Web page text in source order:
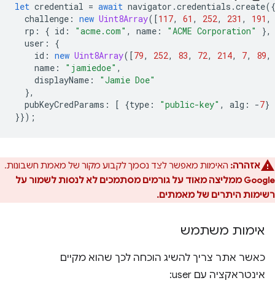
let credential = await navigator .credentials .create({
challenge : new Uint8Array([117, 61 , 252, 231 , 191 ,
rp : { id : "acme.com" , name : "ACME Corporation"
},
user :
{
id : new Uint8Array([79, 252, 83, 72, 214, 7, 89,
name : "jamiedoe" ,
displayName :
"Jamie Doe"
},
pubKeyCredParams : [ {type : "public-key" , alg : -7}
}});
אזהרה: האימות מאפשר לצד נסמך לקבוע מקור של מאמת חשבונות.
Google ממליצה מאוד על גורמים מסתמכים לא לנסות לשמור על
רשימות היתרים של מאמתים.
אימות משתמש
כאשר אתר צריך להשיג הוכחה לכך שהוא מקיים
אינטראקציה עם user: